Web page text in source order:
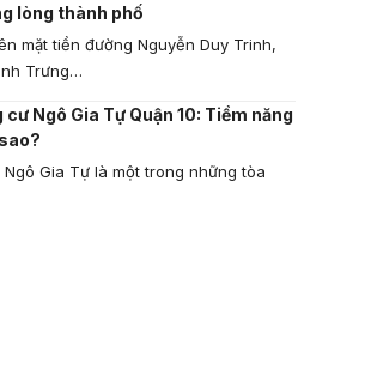
lòng thành phố
mặt tiền đường Nguyễn Duy Trinh,
Trưng…
cư Ngô Gia Tự Quận 10: Tiềm năng
Gia Tự là một trong những tòa